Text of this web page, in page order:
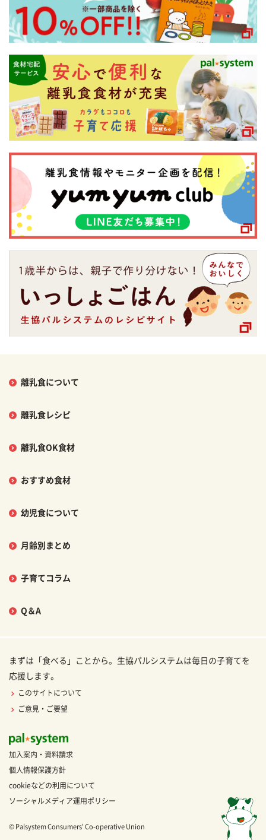
離乳食について
離乳食レシピ
離乳食OK食材
おすすめ食材
幼児食について
月齢別まとめ
子育てコラム
Q＆A
まずは「食べる」ことから。生協パルシステムは毎日の子育てを
応援します。
このサイトについて
ご意見・ご要望
加入案内・資料請求
個人情報保護方針
cookieなどの利用について
ソーシャルメディア運用ポリシー
© Palsystem Consumers' Co-operative Union